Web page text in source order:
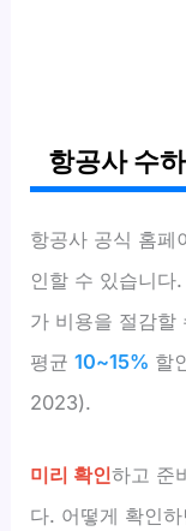
항공사 수
항공사 공식 홈페
인할 수 있습니다
가 비용을 절감할
평균10~15% 할
2023).
미리 확인하고 준
다. 어떻게 확인